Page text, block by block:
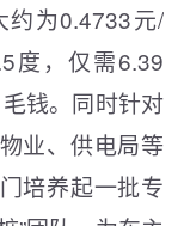
约为0.4733元/
度，仅需6.39
钱。同时针对
业、供电局等
培养起一批专